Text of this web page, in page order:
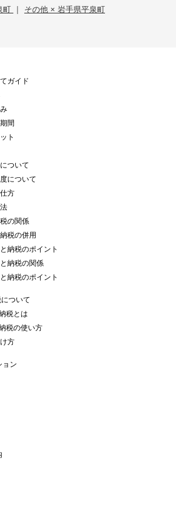
町 | その他 × 岩手県平泉町
ガイド
間
ト
ついて
について
方
の関係
税の併用
納税のポイント
納税の関係
納税のポイント
ついて
税とは
税の使い方
方
ョン